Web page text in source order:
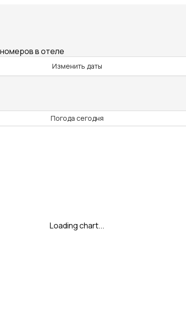
в отеле
Изменить даты
Погода сегодня
Loading chart...